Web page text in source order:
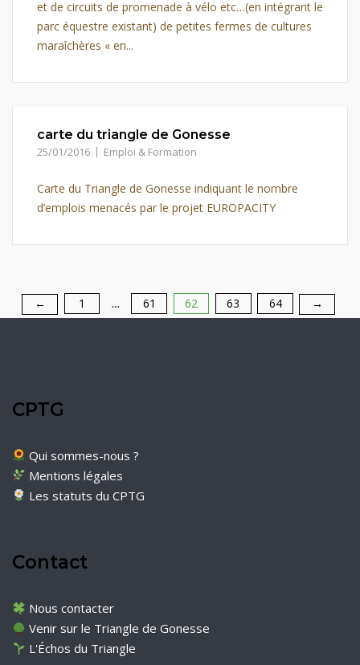
et de circuits de promenade à vélo etc…(en intégrant le
parc équestre existant) de petites fermes de cultures
maraîchères « en...
carte du triangle de Gonesse
25/01/2016 Emploi & Formation
Carte du Triangle de Gonesse indiquant le nombre
d’emplois menacés par le projet EUROPACITY
Pagination
← 1 … 61 62 63 64 →
CPTG
Qui sommes-nous ?
Mentions légales
Les statuts du CPTG
Contact
Nous contacter
Venir sur le Triangle de Gonesse
L'Échos du Triangle